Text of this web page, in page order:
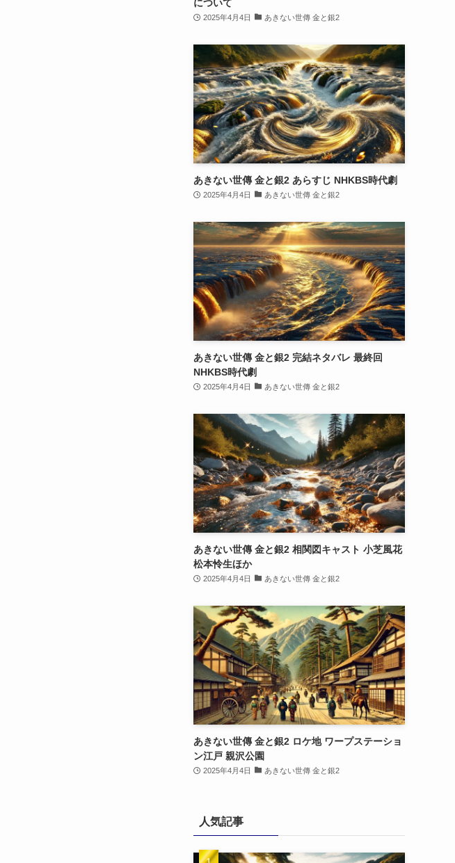
について
2025年4月4日 あきない世傳 金と銀2
あきない世傳 金と銀2 あらすじ NHKBS時代劇
2025年4月4日 あきない世傳 金と銀2
あきない世傳 金と銀2 完結ネタバレ 最終回
NHKBS時代劇
2025年4月4日 あきない世傳 金と銀2
あきない世傳 金と銀2 相関図キャスト 小芝風花
松本怜生ほか
2025年4月4日 あきない世傳 金と銀2
あきない世傳 金と銀2 ロケ地 ワープステーショ
ン江戸 親沢公園
2025年4月4日 あきない世傳 金と銀2
人気記事